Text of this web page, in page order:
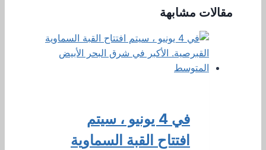
مقالات مشابهة
في 4 يونيو ، سيتم
افتتاح القبة السماوية